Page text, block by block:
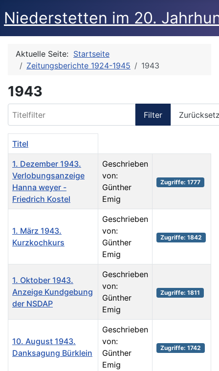
Niederstetten im 20.
Aktuelle Seite: Startseite
Zeitungsberichte 1924-1945
1943
1943
Filter
Titel
1. Dezember 1943.
Verlobungsanzeige
Hanna weyer -
Friedrich Kostel
Geschrieben
von:
Günther
Emig
Zugriffe: 1777
1. März 1943.
Kurzkochkurs
Geschrieben
von:
Günther
Emig
Zugriffe: 1842
1. Oktober 1943.
Anzeige Kundgebung
der NSDAP
Geschrieben
von:
Günther
Emig
Zugriffe: 1811
10. August 1943.
Danksagung Bürklein
Geschrieben
von:
Günther
Emig
Zugriffe: 1742